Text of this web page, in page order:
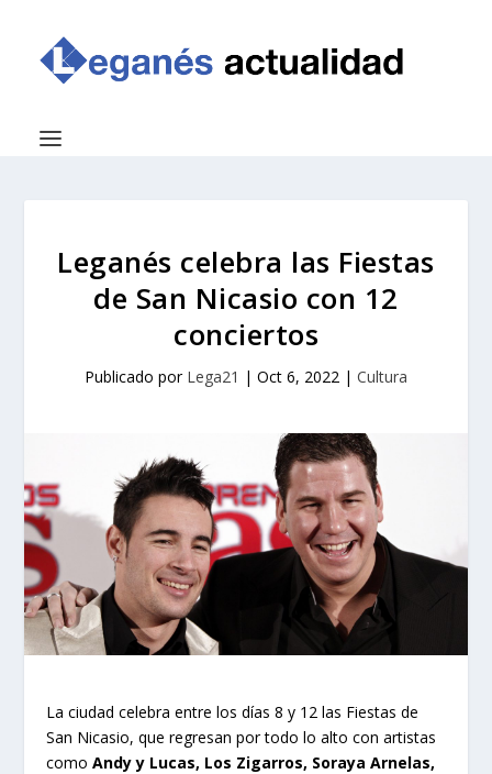
Leganés celebra las Fiestas
de San Nicasio con 12
conciertos
Publicado por Lega21 | Oct 6, 2022 | Cultura
La ciudad celebra entre los días 8 y 12 las Fiestas de
San Nicasio, que regresan por todo lo alto con artistas
comoAndy y Lucas, Los Zigarros, Soraya Arnelas,